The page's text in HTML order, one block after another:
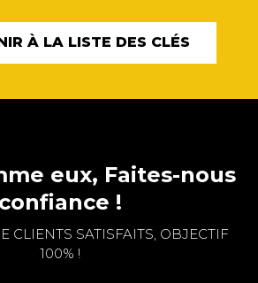
À LA LISTE DES CLÉS
eux, Faites-nous
confiance !
CLIENTS SATISFAITS, OBJECTIF
100% !